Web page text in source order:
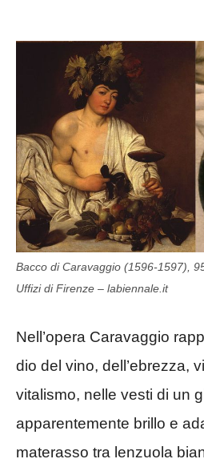
Bacco di Caravaggio (1596-1597),
Uffizi di Firenze – labiennale.it
Nell’opera Caravaggio
dio del vino, dell’ebrezza,
vitalismo, nelle vesti di un
apparentemente brillo e
materasso tra lenzuola